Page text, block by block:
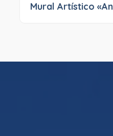
Mural Artístico